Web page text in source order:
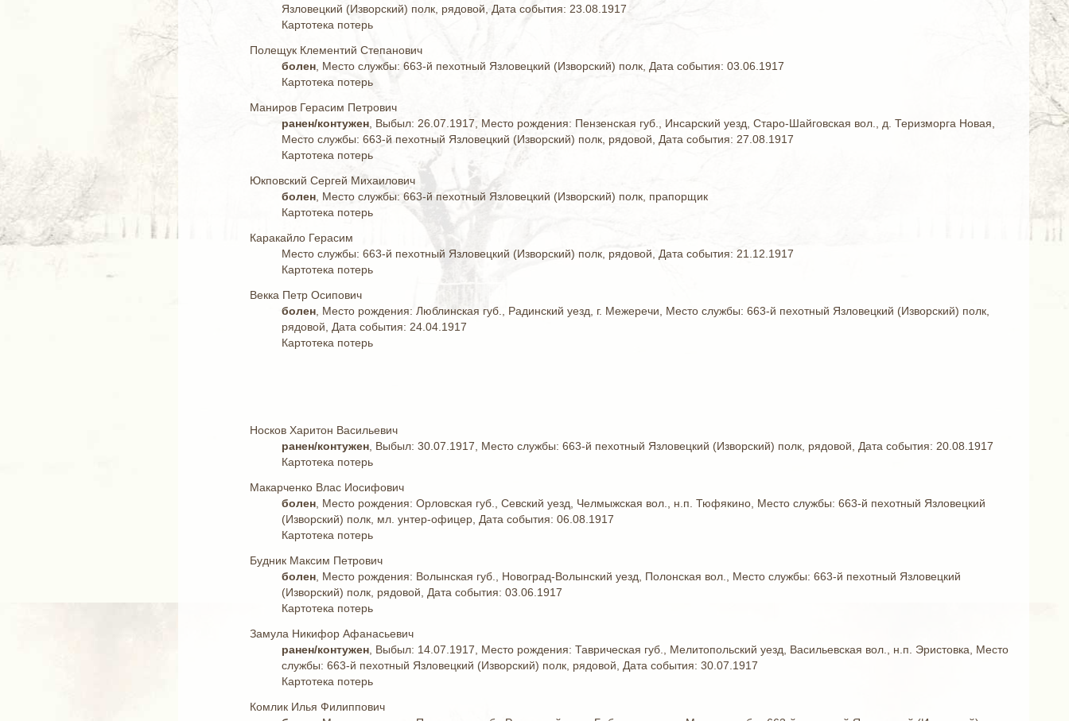
Язловецкий (Изворский) полк, рядовой, Дата события: 23.08.1917
Картотека потерь
Полещук Клементий Степанович
болен , Место службы: 663-й пехотный Язловецкий (Изворский) полк, Дата события: 03.06.1917
Картотека потерь
Маниров Герасим Петрович
ранен/контужен , Выбыл: 26.07.1917, Место рождения: Пензенская губ., Инсарский уезд, Старо-Шайговская вол., д. Теризморга Новая,
Место службы: 663-й пехотный Язловецкий (Изворский) полк, рядовой, Дата события: 27.08.1917
Картотека потерь
Юкповский Сергей Михаилович
болен , Место службы: 663-й пехотный Язловецкий (Изворский) полк, прапорщик
Картотека потерь
Каракайло Герасим
Место службы: 663-й пехотный Язловецкий (Изворский) полк, рядовой, Дата события: 21.12.1917
Картотека потерь
Векка Петр Осипович
болен , Место рождения: Люблинская губ., Радинский уезд, г. Межеречи, Место службы: 663-й пехотный Язловецкий (Изворский) полк,
рядовой, Дата события: 24.04.1917
Картотека потерь
Носков Харитон Васильевич
ранен/контужен , Выбыл: 30.07.1917, Место службы: 663-й пехотный Язловецкий (Изворский) полк, рядовой, Дата события: 20.08.1917
Картотека потерь
Макарченко Влас Иосифович
болен , Место рождения: Орловская губ., Севский уезд, Челмыжская вол., н.п. Тюфякино, Место службы: 663-й пехотный Язловецкий
(Изворский) полк, мл. унтер-офицер, Дата события: 06.08.1917
Картотека потерь
Будник Максим Петрович
болен , Место рождения: Волынская губ., Новоград-Волынский уезд, Полонская вол., Место службы: 663-й пехотный Язловецкий
(Изворский) полк, рядовой, Дата события: 03.06.1917
Картотека потерь
Замула Никифор Афанасьевич
ранен/контужен , Выбыл: 14.07.1917, Место рождения: Таврическая губ., Мелитопольский уезд, Васильевская вол., н.п. Эристовка, Место
службы: 663-й пехотный Язловецкий (Изворский) полк, рядовой, Дата события: 30.07.1917
Картотека потерь
Комлик Илья Филиппович